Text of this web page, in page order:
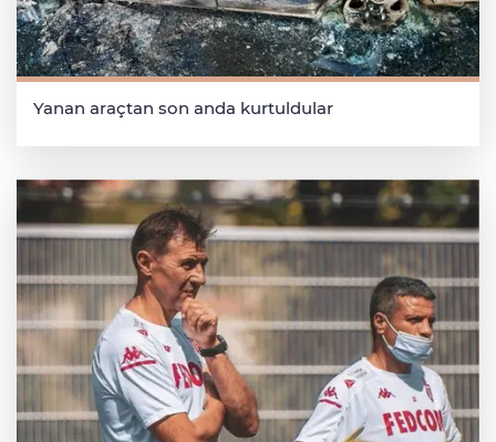
Yanan araçtan son anda kurtuldular